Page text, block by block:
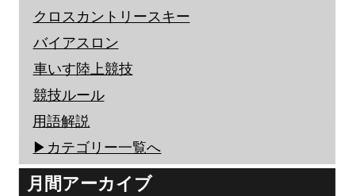
クロスカントリースキー
バイアスロン
車いす陸上競技
競技ルール
用語解説
▶︎カテゴリー一覧へ
月間アーカイブ